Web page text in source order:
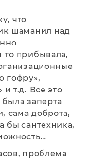
что
шаманил над
то прибывала,
гофру»,
и т.д. Все это
заперта
сама доброта,
бы сантехника,
проблема